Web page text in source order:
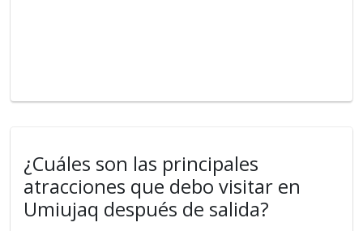
¿Cuáles son las principales
atracciones que debo visitar en
Umiujaq después de salida?